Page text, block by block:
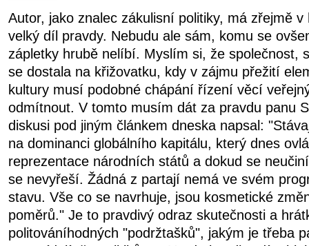
Autor, jako znalec zákulisní politiky, má zřejmě
velký díl pravdy. Nebudu ale sám, komu se
zápletky hrubě nelíbí. Myslím si, že společnost,
se dostala na křižovatku, kdy v zájmu přežití
kultury musí podobné chápání řízení věcí
odmítnout. V tomto musím dát za pravdu panu
diskusi pod jiným článkem dneska napsal:
na dominanci globálního kapitálu, který dnes
reprezentace národních států a dokud se
se nevyřeší. Žádná z partají nemá ve svém
stavu. Vše co se navrhuje, jsou kosmetické
poměrů." Je to pravdivý odraz skutečnosti a
politováníhodných "podržtašků", jakým je třeba